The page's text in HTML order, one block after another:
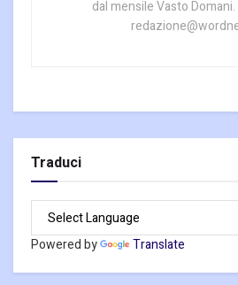
dal mensile Vasto
Traduci
Powered by Translate